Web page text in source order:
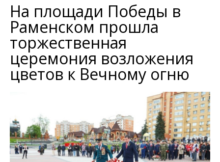
На площади Победы в
Раменском прошла
торжественная
церемония возложения
цветов к Вечному огню